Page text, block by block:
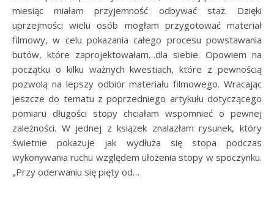
miesiąc miałam przyjemność odbywać staż. Dzięki
uprzejmości wielu osób mogłam przygotować materiał
filmowy, w celu pokazania całego procesu powstawania
butów, które zaprojektowałam…dla siebie. Opowiem na
początku o kilku ważnych kwestiach, które z pewnością
pozwolą na lepszy odbiór materiału filmowego. Wracając
jeszcze do tematu z poprzedniego artykułu dotyczącego
pomiaru długości stopy chciałam wspomnieć o pewnej
zależności. W jednej z książek znalazłam rysunek, który
świetnie pokazuje jak wydłuża się stopa podczas
wykonywania ruchu względem ułożenia stopy w spoczynku.
„Przy oderwaniu się pięty od…